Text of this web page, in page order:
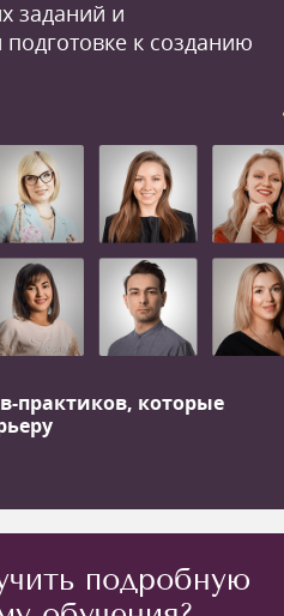
заданий и
к созданию
практиков, которые
подробную